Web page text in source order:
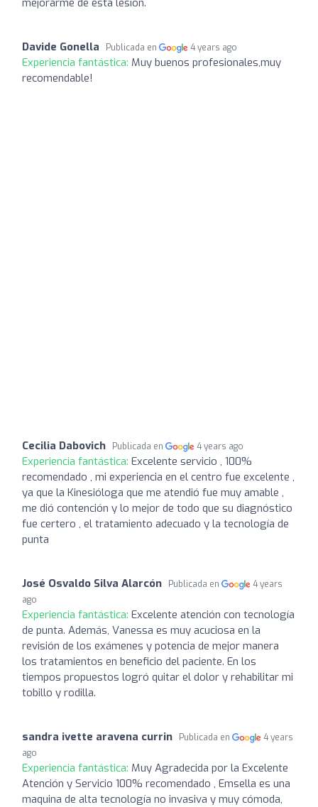
mejorarme de esta lesión.
Davide Gonella Publicada en 4 years ago
Experiencia fantástica: Muy buenos profesionales,muy
recomendable!
Cecilia Dabovich Publicada en 4 years ago
Experiencia fantástica: Excelente servicio , 100%
recomendado , mi experiencia en el centro fue excelente ,
ya que la Kinesióloga que me atendió fue muy amable ,
me dió contención y lo mejor de todo que su diagnóstico
fue certero , el tratamiento adecuado y la tecnología de
punta
José Osvaldo Silva Alarcón Publicada en
4 years
ago
Experiencia fantástica: Excelente atención con tecnología
de punta. Además, Vanessa es muy acuciosa en la
revisión de los exámenes y potencia de mejor manera
los tratamientos en beneficio del paciente. En los
tiempos propuestos logró quitar el dolor y rehabilitar mi
tobillo y rodilla.
sandra ivette aravena currin Publicada en
4 years
ago
Experiencia fantástica: Muy Agradecida por la Excelente
Atención y Servicio 100% recomendado , Emsella es una
maquina de alta tecnología no invasiva y muy cómoda,